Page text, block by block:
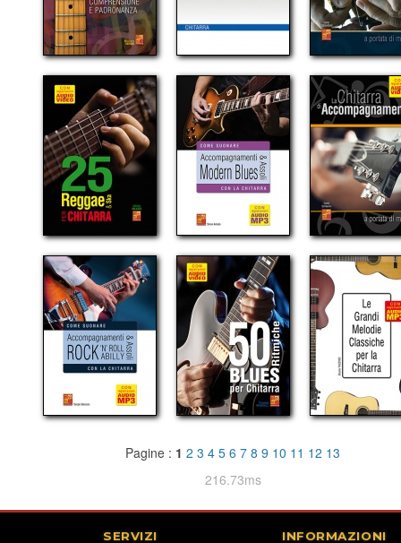
Pagine : 1 2 3 4 5 6 7 8 9 10 11 12 13
216.73ms
SERVIZI INFORMAZIONI